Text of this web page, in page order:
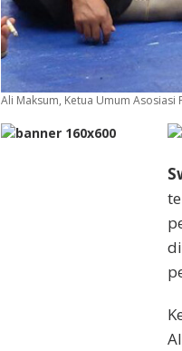
Ali Maksum, Ketua Umum Asosiasi